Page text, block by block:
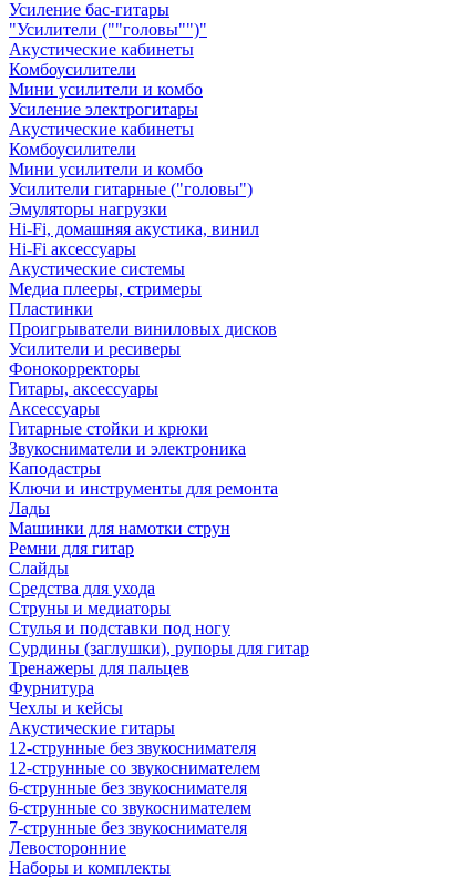
Усиление бас-гитары
"Усилители (""головы"")"
Акустические кабинеты
Комбоусилители
Мини усилители и комбо
Усиление электрогитары
Акустические кабинеты
Комбоусилители
Мини усилители и комбо
Усилители гитарные ("головы")
Эмуляторы нагрузки
Hi-Fi, домашняя акустика, винил
Hi-Fi аксессуары
Акустические системы
Медиа плееры, стримеры
Пластинки
Проигрыватели виниловых дисков
Усилители и ресиверы
Фонокорректоры
Гитары, аксессуары
Аксессуары
Гитарные стойки и крюки
Звукосниматели и электроника
Каподастры
Ключи и инструменты для ремонта
Лады
Машинки для намотки струн
Ремни для гитар
Слайды
Средства для ухода
Струны и медиаторы
Стулья и подставки под ногу
Сурдины (заглушки), рупоры для гитар
Тренажеры для пальцев
Фурнитура
Чехлы и кейсы
Акустические гитары
12-струнные без звукоснимателя
12-струнные со звукоснимателем
6-струнные без звукоснимателя
6-струнные со звукоснимателем
7-струнные без звукоснимателя
Левосторонние
Наборы и комплекты